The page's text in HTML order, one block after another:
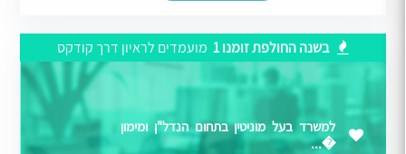
בשנה החולפת זומנו 1 מועמדים לראיון דרך קודקס
למשרד בעל מוניטין בתחום הנדל"ן ומימון
�...